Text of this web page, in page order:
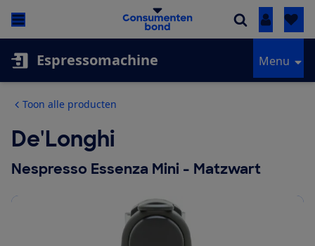
Inloggen
Espressomachine Menu
Toon alle producten
De'Longhi
Nespresso Essenza Mini - Matzwart